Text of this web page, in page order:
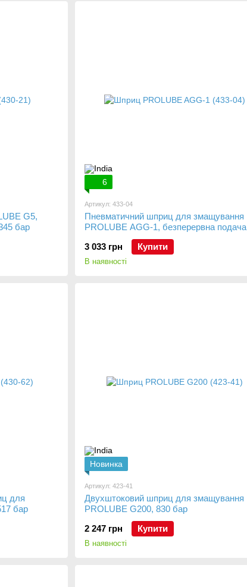
G5,
бар
6
Артикул: 433-04
Пневматичний шприц для змащування
PROLUBE AGG-1, безперервна подача
3 033 грн
Купити
В наявності
для
бар
Новинка
Артикул: 423-41
Двухштоковий шприц для змащування
PROLUBE G200, 830 бар
2 247 грн
Купити
В наявності